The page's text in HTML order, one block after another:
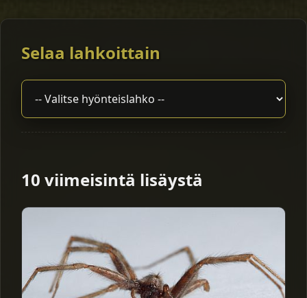
Selaa lahkoittain
10 viimeisintä lisäystä